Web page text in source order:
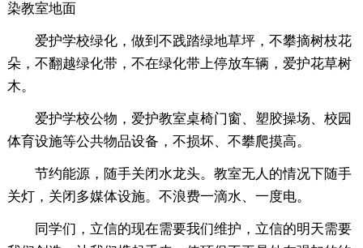
染教室地面
爱护学校绿化，做到不践踏绿地草坪，不攀摘树枝花
朵，不翻越绿化带，不在绿化带上停放车辆，爱护花草树
木。
爱护学校公物，爱护教室桌椅门窗、塑胶操场、校园
体育设施等公共物品设备，不损坏、不攀爬摸高。
节约能源，随手关闭水龙头。教室无人的情况下随手
关灯，关闭多媒体设施。不浪费一滴水、一度电。
同学们，立信的现在需要我们维护，立信的明天需要